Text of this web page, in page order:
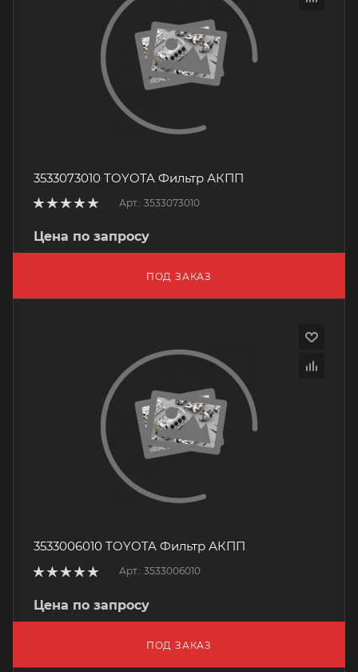
3533073010 TOYOTA Фильтр АКПП
Арт.: 3533073010
Цена по запросу
ПОД ЗАКАЗ
3533006010 TOYOTA Фильтр АКПП
Арт.: 3533006010
Цена по запросу
ПОД ЗАКАЗ